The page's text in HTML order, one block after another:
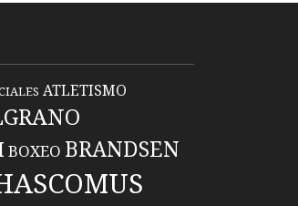
ATLETISMO
BOXEO BRANDSEN